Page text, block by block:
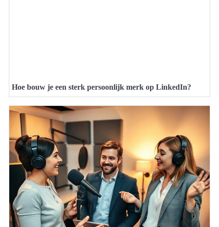
Hoe bouw je een sterk persoonlijk merk op LinkedIn?